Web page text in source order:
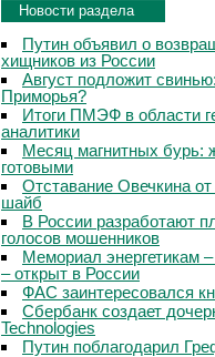
Новости раздела
Путин объявил о
хищников из России
Август подложит
Приморья?
Итоги ПМЭФ в области
аналитики
Месяц магнитных бурь:
готовыми
Отставание Овечкина
шайб
В России разработают
голосов мошенников
Мемориал энергетикам
– открыт в России
ФАС заинтересовался
Сбербанк создает
Technologies
Путин поблагодарил